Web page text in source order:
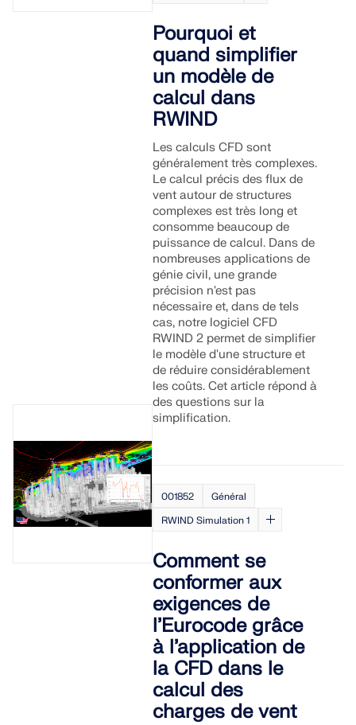
Pourquoi et
quand simplifier
un modèle de
calcul dans
RWIND
Les calculs CFD sont
généralement très complexes.
Le calcul précis des flux de
vent autour de structures
complexes est très long et
consomme beaucoup de
puissance de calcul. Dans de
nombreuses applications de
génie civil, une grande
précision n'est pas
nécessaire et, dans de tels
cas, notre logiciel CFD
RWIND 2 permet de simplifier
le modèle d'une structure et
de réduire considérablement
les coûts. Cet article répond à
des questions sur la
simplification.
001852
Général
RWIND Simulation 1
Comment se
conformer aux
exigences de
l’Eurocode grâce
à l’application de
la CFD dans le
calcul des
charges de vent